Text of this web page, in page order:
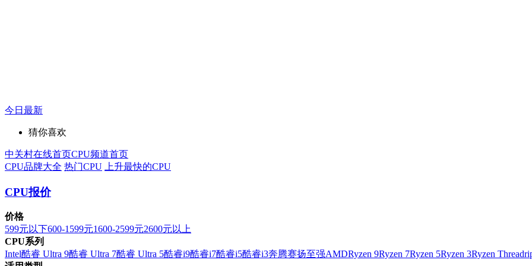
今日最新
猜你喜欢
中关村在线首页CPU频道首页
CPU品牌大全 热门CPU 上升最快的CPU
CPU报价
价格
599元以下600-1599元1600-2599元2600元以上
CPU系列
Intel酷睿 Ultra 9酷睿 Ultra 7酷睿 Ultra 5酷睿i9酷睿i7酷睿i5酷睿i3奔腾赛扬至强AMDRyzen 9Ryzen 7Ryzen 5Ryzen 3Ryzen